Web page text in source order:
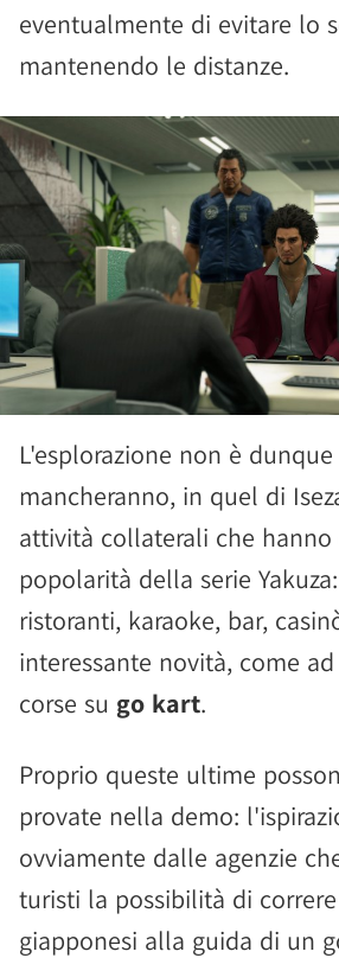
eventualmente di evitare lo
mantenendo le distanze.
L'esplorazione non è
mancheranno, in quel di
attività collaterali che
popolarità della serie
ristoranti, karaoke, bar,
interessante novità, come
corse su go kart.
Proprio queste ultime
provate nella demo:
ovviamente dalle agenzie
turisti la possibilità di
giapponesi alla guida di un